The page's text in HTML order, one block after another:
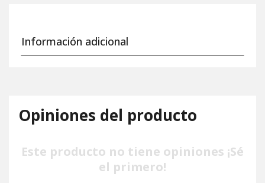
Información adicional
Opiniones del producto
Este producto no tiene opiniones ¡Sé
el primero!